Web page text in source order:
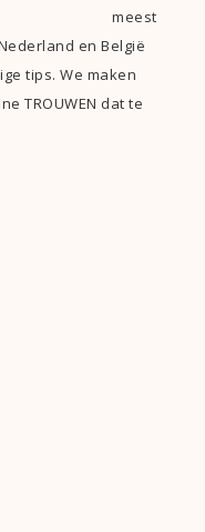
meest
en België
tips. We maken
TROUWEN dat te